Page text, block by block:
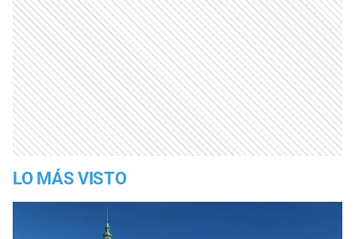
LO MÁS VISTO